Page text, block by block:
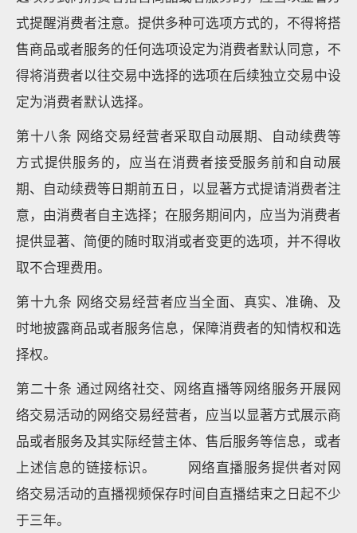
式提醒消费者注意。提供多种可选项方式的，不得将搭
售商品或者服务的任何选项设定为消费者默认同意，不
得将消费者以往交易中选择的选项在后续独立交易中设
定为消费者默认选择。
第十八条 网络交易经营者采取自动展期、自动续费等
方式提供服务的，应当在消费者接受服务前和自动展
期、自动续费等日期前五日，以显著方式提请消费者注
意，由消费者自主选择；在服务期间内，应当为消费者
提供显著、简便的随时取消或者变更的选项，并不得收
取不合理费用。
第十九条 网络交易经营者应当全面、真实、准确、及
时地披露商品或者服务信息，保障消费者的知情权和选
择权。
第二十条 通过网络社交、网络直播等网络服务开展网
络交易活动的网络交易经营者，应当以显著方式展示商
品或者服务及其实际经营主体、售后服务等信息，或者
上述信息的链接标识。 网络直播服务提供者对网
络交易活动的直播视频保存时间自直播结束之日起不少
于三年。